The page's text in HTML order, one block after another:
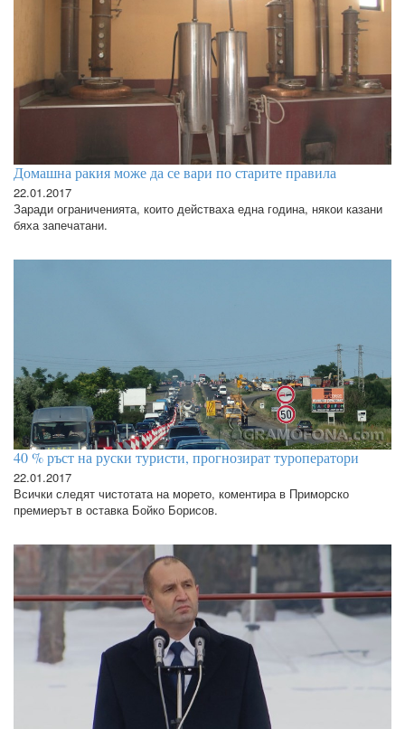
Домашна ракия може да се вари по старите правила
22.01.2017
Заради ограниченията, които действаха една година, някои казани
бяха запечатани.
40 % ръст на руски туристи, прогнозират туроператори
22.01.2017
Всички следят чистотата на морето, коментира в Приморско
премиерът в оставка Бойко Борисов.